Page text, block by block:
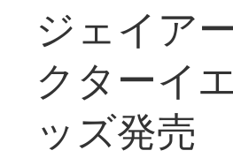
ジェイア
クターイ
ッズ発売